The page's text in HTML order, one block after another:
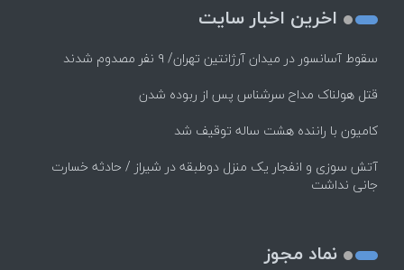
اخرین اخبار سایت
سقوط آسانسور در میدان آرژانتین تهران/ ۹ نفر مصدوم شدند
قتل هولناک مداح سرشناس پس از ربوده شدن
کامیون با راننده هشت ساله توقیف شد
آتش سوزی و انفجار یک منزل دوطبقه در شیراز / حادثه خسارت
جانی نداشت
نماد مجوز